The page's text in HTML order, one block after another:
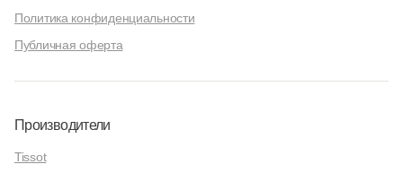
Политика конфиденциальности
Публичная оферта
Производители
Tissot